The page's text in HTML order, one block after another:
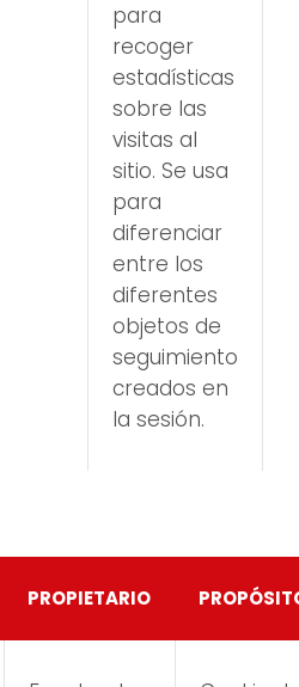
para
recoger
estadísticas
sobre las
visitas al
sitio. Se usa
para
diferenciar
entre los
diferentes
objetos de
seguimiento
creados en
la sesión.
PROPIETARIO